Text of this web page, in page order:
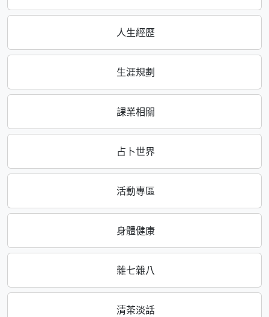
人生經歷
生涯規劃
課業相關
占卜世界
活動專區
身體健康
雜七雜八
清茶淡話